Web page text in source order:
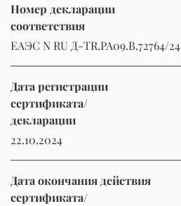
Номер декларации
соответствия
ЕАЭС N RU Д-TR.РА09.В.72764/24
Дата регистрации
сертификата/
декларации
22.10.2024
Дата окончания действия
сертификата/